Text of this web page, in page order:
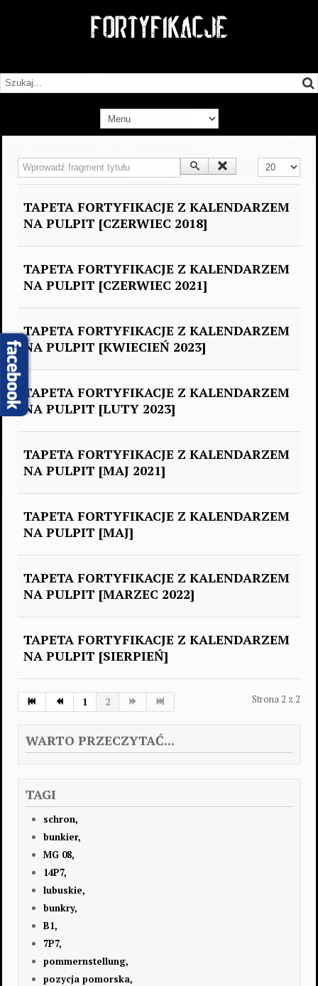
Wprowadź fragment tytułu Pokaż #
TAPETA FORTYFIKACJE Z KALENDARZEM
NA PULPIT [CZERWIEC 2018]
TAPETA FORTYFIKACJE Z KALENDARZEM
NA PULPIT [CZERWIEC 2021]
TAPETA FORTYFIKACJE Z KALENDARZEM
NA PULPIT [KWIECIEŃ 2023]
TAPETA FORTYFIKACJE Z KALENDARZEM
NA PULPIT [LUTY 2023]
TAPETA FORTYFIKACJE Z KALENDARZEM
NA PULPIT [MAJ 2021]
TAPETA FORTYFIKACJE Z KALENDARZEM
NA PULPIT [MAJ]
TAPETA FORTYFIKACJE Z KALENDARZEM
NA PULPIT [MARZEC 2022]
TAPETA FORTYFIKACJE Z KALENDARZEM
NA PULPIT [SIERPIEŃ]
Strona 2 z 2
1 2
WARTO PRZECZYTAĆ...
TAGI
schron,
bunkier,
MG 08,
14P7,
lubuskie,
bunkry,
B1,
7P7,
pommernstellung,
pozycja pomorska,